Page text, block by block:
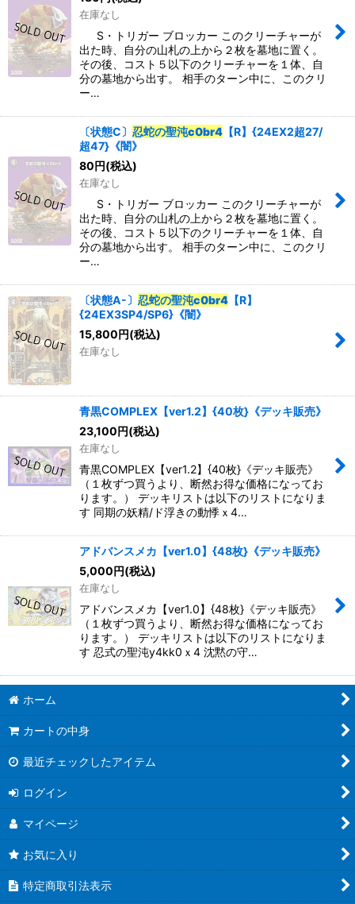
在庫なし
S・トリガー ブロッカー このクリーチャーが
出た時、自分の山札の上から２枚を墓地に置く。
その後、コスト５以下のクリーチャーを１体、自
分の墓地から出す。 相手のターン中に、このクリ
ー…
〔状態C〕 忍蛇の聖沌c0br4 【R】{24EX2超27/
超47}《闇》
80 円(税込)
在庫なし
S・トリガー ブロッカー このクリーチャーが
出た時、自分の山札の上から２枚を墓地に置く。
その後、コスト５以下のクリーチャーを１体、自
分の墓地から出す。 相手のターン中に、このクリ
ー…
〔状態A-〕 忍蛇の聖沌c0br4 【R】
{24EX3SP4/SP6}《闇》
15,800 円(税込)
在庫なし
青黒COMPLEX【ver1.2】{40枚}《デッキ販売》
23,100 円(税込)
在庫なし
青黒COMPLEX【ver1.2】{40枚}《デッキ販売》
（１枚ずつ買うより、断然お得な価格になってお
ります。） デッキリストは以下のリストになりま
す 同期の妖精/ド浮きの動悸ｘ4…
アドバンスメカ【ver1.0】{48枚}《デッキ販売》
5,000 円(税込)
在庫なし
アドバンスメカ【ver1.0】{48枚}《デッキ販売》
（１枚ずつ買うより、断然お得な価格になってお
ります。） デッキリストは以下のリストになりま
す 忍式の聖沌y4kk0ｘ4 沈黙の守…
ホーム
カートの中身
最近チェックしたアイテム
ログイン
マイページ
お気に入り
特定商取引法表示